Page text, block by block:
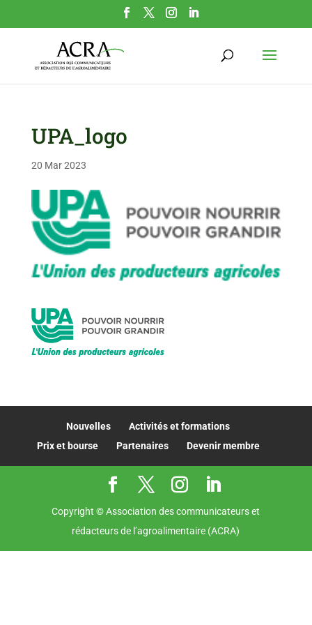
UPA_logo
20 Mar 2023
Nouvelles
Activités et formations
Prix et bourse
Partenaires Devenir membre
Copyright © Association des communicateurs et
rédacteurs de l’agroalimentaire (ACRA)